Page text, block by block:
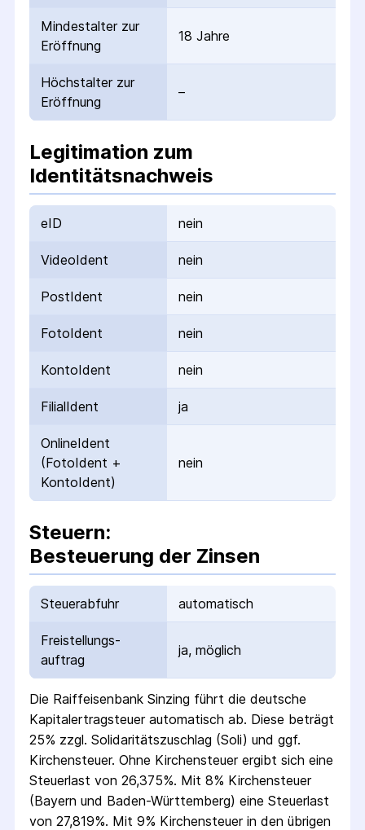
Mindestalter zur
Eröffnung
18 Jahre
Höchstalter zur
Eröffnung
–
Legitimation zum
Identitätsnachweis
eID nein
VideoIdent nein
PostIdent nein
FotoIdent nein
KontoIdent nein
FilialIdent ja
OnlineIdent
(FotoIdent +
KontoIdent)
nein
Steuern:
Besteuerung der Zinsen
Steuerabfuhr automatisch
Freistellungs­
auftrag
ja, möglich
Die Raiffeisenbank Sinzing führt die deutsche
Kapital­ertrag­steuer automatisch ab. Diese beträgt
25% zzgl. Solidaritäts­zuschlag (Soli) und ggf.
Kirchensteuer. Ohne Kirchensteuer ergibt sich eine
Steuerlast von 26,375%. Mit 8% Kirchensteuer
(Bayern und Baden-Württemberg) eine Steuerlast
von 27,819%. Mit 9% Kirchensteuer in den übrigen